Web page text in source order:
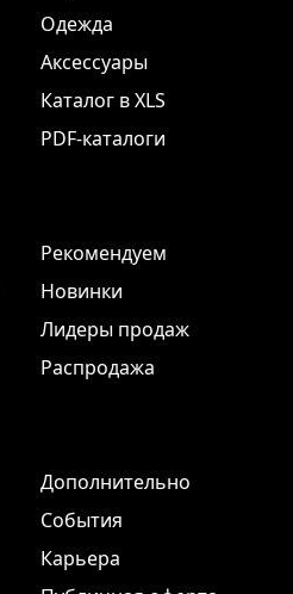
Одежда
Аксессуары
Каталог в XLS
PDF-каталоги
Рекомендуем
Новинки
Лидеры продаж
Распродажа
Дополнительно
События
Карьера